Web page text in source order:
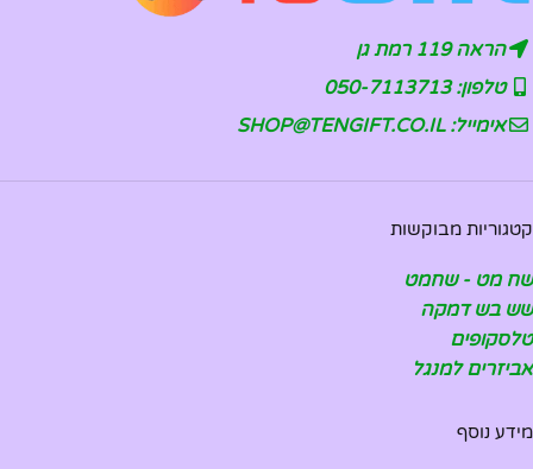
הראה 119 רמת גן
טלפון: 050-7113713
אימייל: SHOP@TENGIFT.CO.IL
קטגוריות מבוקשות
שח מט - שחמט
שש בש דמקה
טלסקופים
אביזרים למנגל
מידע נוסף